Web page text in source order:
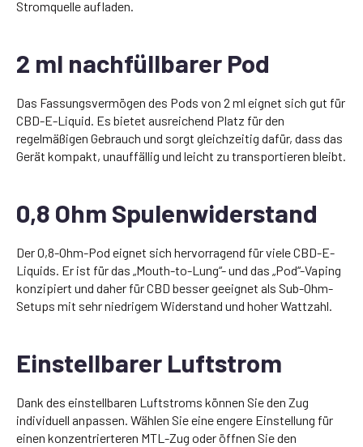
Stromquelle aufladen.
2 ml nachfüllbarer Pod
Das Fassungsvermögen des Pods von 2 ml eignet sich gut für
CBD-E-Liquid. Es bietet ausreichend Platz für den
regelmäßigen Gebrauch und sorgt gleichzeitig dafür, dass das
Gerät kompakt, unauffällig und leicht zu transportieren bleibt.
0,8 Ohm Spulenwiderstand
Der 0,8-Ohm-Pod eignet sich hervorragend für viele CBD-E-
Liquids. Er ist für das „Mouth-to-Lung“- und das „Pod“-Vaping
konzipiert und daher für CBD besser geeignet als Sub-Ohm-
Setups mit sehr niedrigem Widerstand und hoher Wattzahl.
Einstellbarer Luftstrom
Dank des einstellbaren Luftstroms können Sie den Zug
individuell anpassen. Wählen Sie eine engere Einstellung für
einen konzentrierteren MTL-Zug oder öffnen Sie den